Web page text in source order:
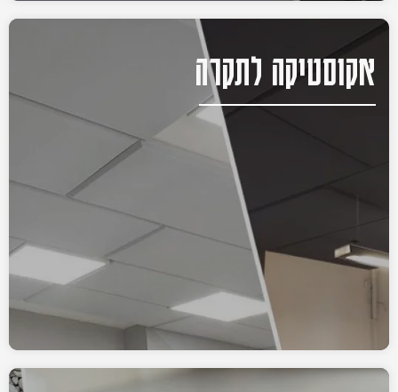
אקוסטיקה לתקרה